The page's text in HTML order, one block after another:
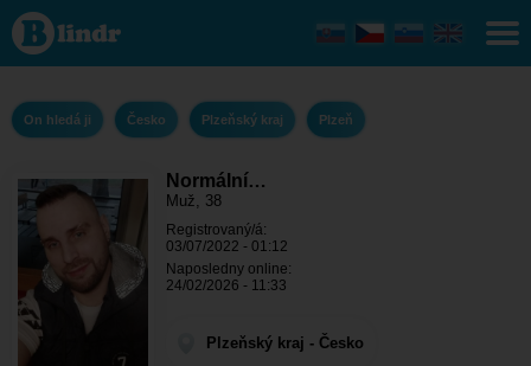
Normální
chlap -
On
hledá ji
kraj -
PlzeňOn hledá ji Česko Plzeňský kraj Plzeň
Normální…
Muž, 38
Registrovaný/á:
03/07/2022 - 01:12
Naposledny online:
24/02/2026 - 11:33
Plzeňský kraj - Česko